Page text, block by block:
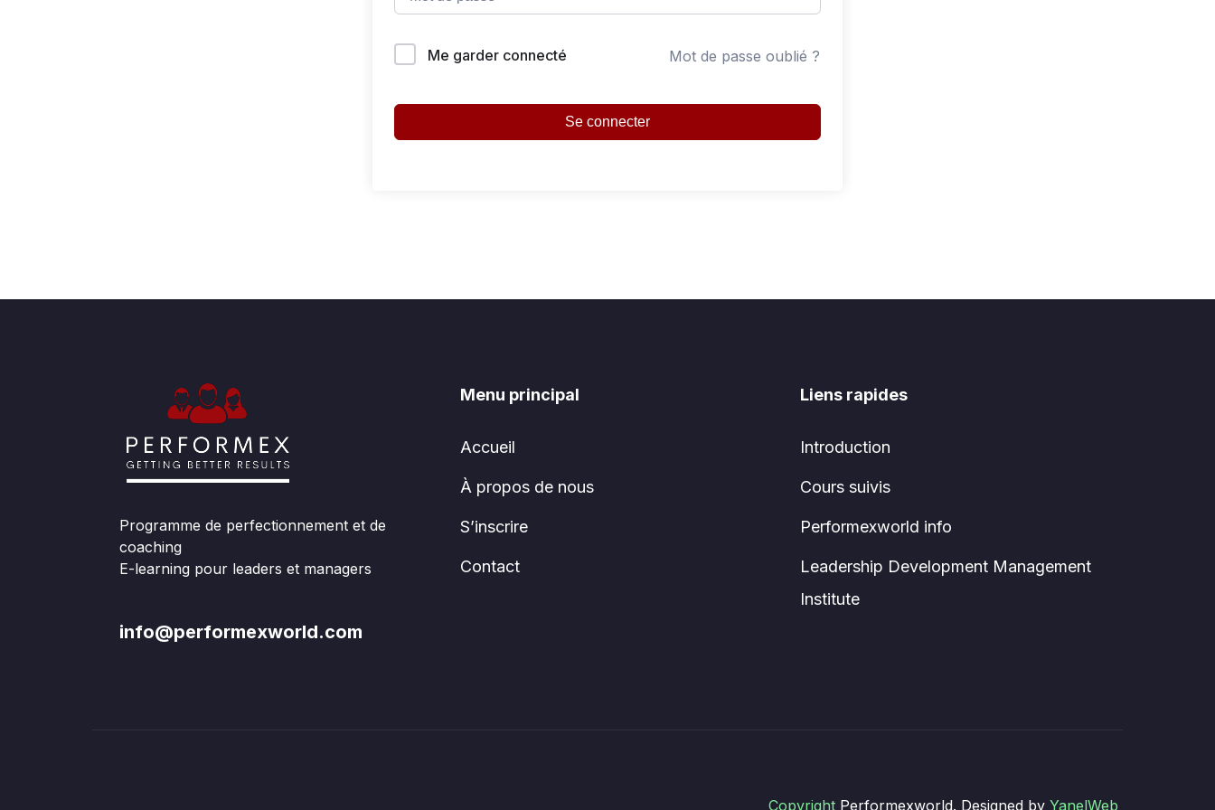
Me garder connecté Mot de passe oublié ?
Se connecter
Programme de perfectionnement et de
coaching
E-learning pour leaders et managers
info@performexworld.com
Menu principal
Accueil
À propos de nous
S’inscrire
Contact
Liens rapides
Introduction
Cours suivis
Performexworld info
Leadership Development Management
Institute
Copyright Performexworld. Designed by YanelWeb